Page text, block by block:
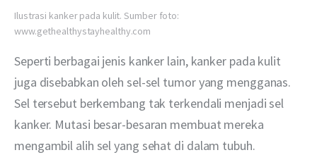
Ilustrasi kanker pada kulit. Sumber foto:
www.gethealthystayhealthy.com
Seperti berbagai jenis kanker lain, kanker pada kulit
juga disebabkan oleh sel-sel tumor yang mengganas.
Sel tersebut berkembang tak terkendali menjadi sel
kanker. Mutasi besar-besaran membuat mereka
mengambil alih sel yang sehat di dalam tubuh.